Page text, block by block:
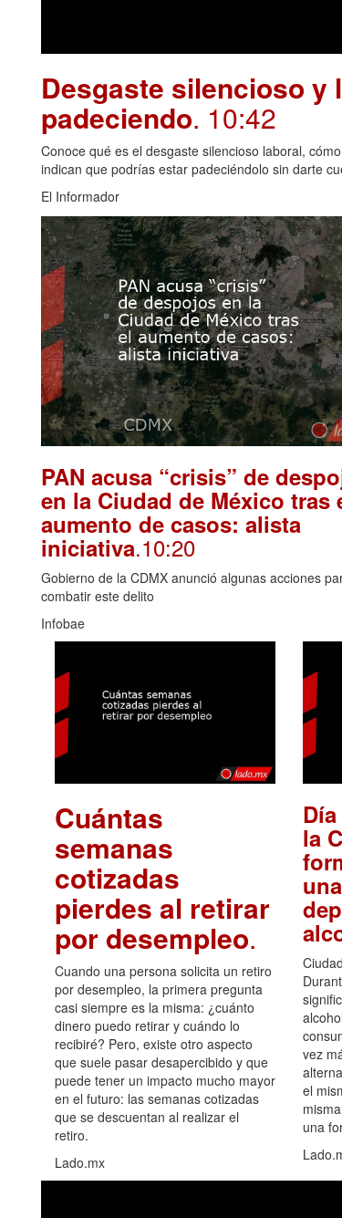
Desgaste silencioso y
padeciendo. 10:42
Conoce qué es el desgaste silencioso laboral,
indican que podrías estar padeciéndolo sin darte
El Informador
PAN acusa “crisis” de
en la Ciudad de México tras
aumento de casos: alista
iniciativa.10:20
Gobierno de la CDMX anunció algunas acciones
combatir este delito
Infobae
Cuántas
semanas
cotizadas
pierdes al retirar
por desempleo.
Cuando una persona solicita un retiro
por desempleo, la primera pregunta
casi siempre es la misma: ¿cuánto
dinero puedo retirar y cuándo lo
recibiré? Pero, existe otro aspecto
que suele pasar desapercibido y que
puede tener un impacto mucho mayor
en el futuro: las semanas cotizadas
que se descuentan al realizar el
retiro.
Lado.mx
la
vez
el
una